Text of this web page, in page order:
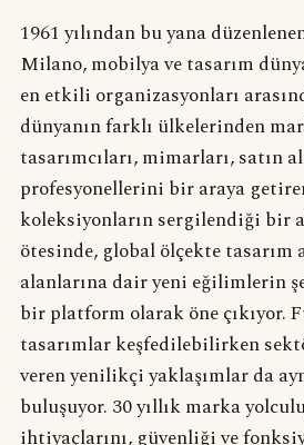
1961 yılından bu yana
Milano, mobilya ve tasarım
en etkili organizasyonları
dünyanın farklı ülkelerinden
tasarımcıları, mimarları, satın
profesyonellerini bir araya
koleksiyonların sergilendiği bir
ötesinde, global ölçekte tasarım
alanlarına dair yeni eğilimlerin
bir platform olarak öne çıkıyor.
tasarımlar keşfedilebilirken
veren yenilikçi yaklaşımlar da
buluşuyor. 30 yıllık marka
ihtiyaçlarını, güvenliği ve